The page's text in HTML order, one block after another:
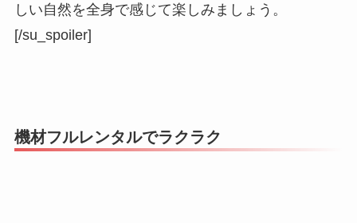
しい自然を全身で感じて楽しみましょう。
[/su_spoiler]
機材フルレンタルでラクラク